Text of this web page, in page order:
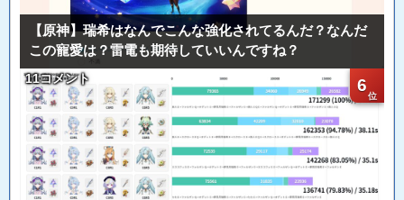
【原神】瑞希はなんでこんな強化されてるんだ？なんだ
この寵愛は？雷電も期待していいんですね？
6
11コメント